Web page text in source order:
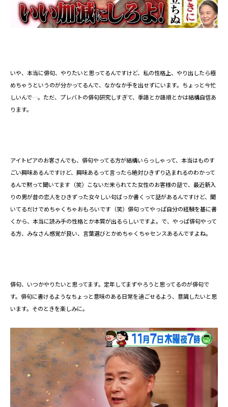
いや、本当に俳句、やりたいと思ってるんですけど、私の性格上、やり出したら極
めちゃうというのが分かってるんで、なかなか手を出せずにいます。ちょっと今忙
しいんで…。ただ、プレバトの俳句研究しすぎて、季語とか語順とかは結構自信あ
ります。
アイトピアのお客さんでも、俳句やってる方が結構いらっしゃって、本当はものす
ごい興味あるんですけど、興味あるって言ったら絶対ひきずり込まれるのわかって
るんで黙って聞いてます（笑）こないだ来られてた女性のお客様の話で、最近新入
りの男が昔の恋人をひきずった女々しい句ばっか書くって話があるんですけど、聞
いてるだけでめちゃくちゃおもろいです（笑）俳句ってやっぱ自分の経験を基に書
くから、本当に読み手の性格とか本質が出るらしいですよ。で、やっぱ俳句やって
る方、みなさん感覚が良い、言葉選びとかめちゃくちゃセンスあるんですよね。
俳句、いつかやりたいと思ってます。定年してまずやろうと思ってるのが俳句で
す。俳句に書けるようなちょっと意味のある日常を過ごせるよう、意識したいと思
います。そのときを楽しみに。